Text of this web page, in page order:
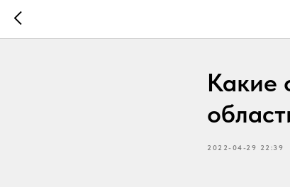
Какие
2022-04-29 22:39